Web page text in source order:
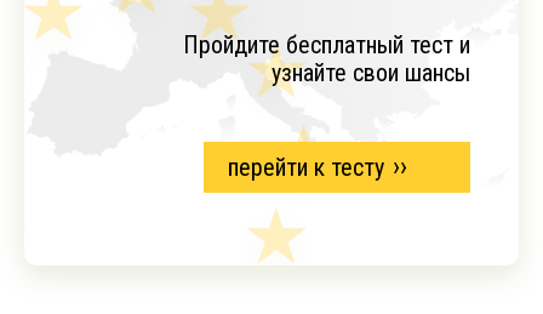
Пройдите бесплатный тест и
узнайте свои шансы
перейти к тесту